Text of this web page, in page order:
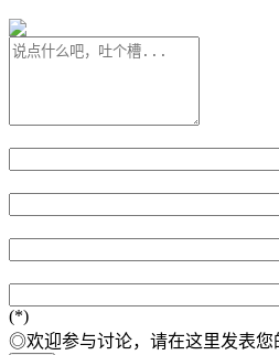
(*)
◎欢迎参与讨论，请在这里发表您